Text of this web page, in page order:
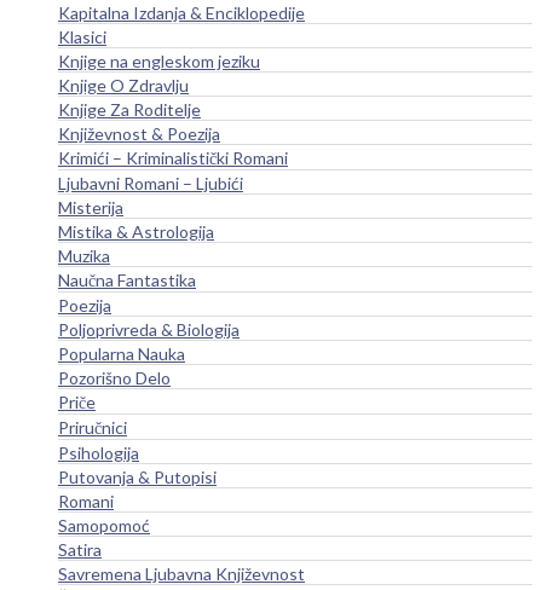
Kapitalna Izdanja & Enciklopedije
Klasici
Knjige na engleskom jeziku
Knjige O Zdravlju
Knjige Za Roditelje
Književnost & Poezija
Krimići – Kriminalistički Romani
Ljubavni Romani – Ljubići
Misterija
Mistika & Astrologija
Muzika
Naučna Fantastika
Poezija
Poljoprivreda & Biologija
Popularna Nauka
Pozorišno Delo
Priče
Priručnici
Psihologija
Putovanja & Putopisi
Romani
Samopomoć
Satira
Savremena Ljubavna Književnost